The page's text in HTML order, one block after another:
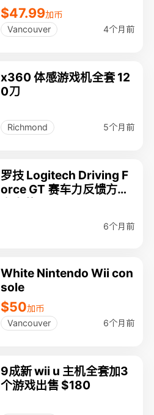
$47.99加币
Vancouver
4个月前
x360 体感游戏机全套 12
0刀
Richmond 5个月前
罗技 Logitech Driving F
orce GT 赛车力反馈方向
6个月前
White Nintendo Wii con
sole
$50加币
Vancouver
6个月前
9成新 wii u 主机全套加3
个游戏出售 $180